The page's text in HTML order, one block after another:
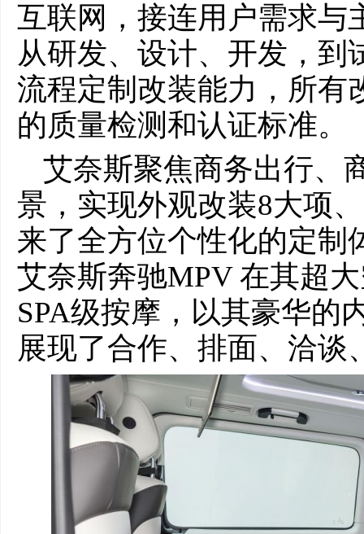
互联网，接连用户需求与
从研发、设计、开发，到
流程定制改装能力，所有
的质量检测和认证标准。
艾奈斯聚焦商务出行、
景，实现外观改装8大项
来了全方位个性化的定制
艾奈斯奔驰MPV 在其超
SPA级按摩，以其豪华的
展现了合作、排面、洽谈